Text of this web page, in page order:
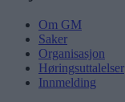
Om GM
Saker
Organisasjon
Høringsuttalelser
Innmelding